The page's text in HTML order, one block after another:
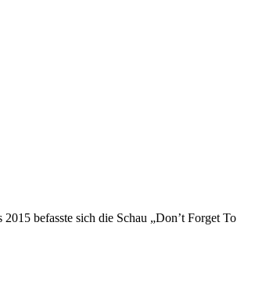
befasste sich die Schau „Don’t Forget To